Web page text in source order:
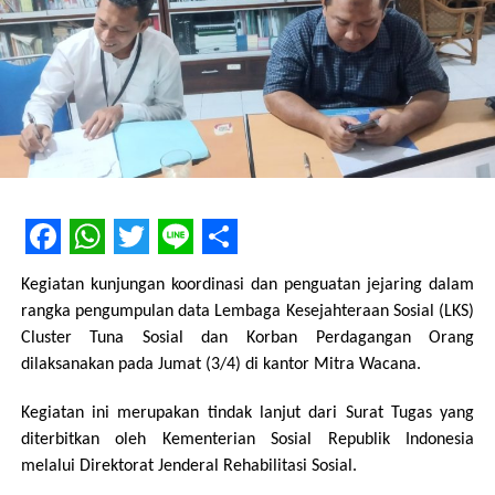
Like this:
Loading...
RELATED TOPICS: ARSIP
KESEHATAN REPRODUKSI
MODUL PENDIDIKAN KESPRO
PUBLIKASI RILIS
DON'T MISS
Sekolah
Facebook
WhatsApp
Twitter
LineShare
Kegiatan kunjungan koordinasi dan penguatan jejaring dalam
rangka pengumpulan data Lembaga Kesejahteraan Sosial (LKS)
Cluster Tuna Sosial dan Korban Perdagangan Orang
dilaksanakan pada Jumat (3/4) di kantor Mitra Wacana.
Kegiatan ini merupakan tindak lanjut dari Surat Tugas yang
diterbitkan oleh Kementerian Sosial Republik Indonesia
melalui Direktorat Jenderal Rehabilitasi Sosial.